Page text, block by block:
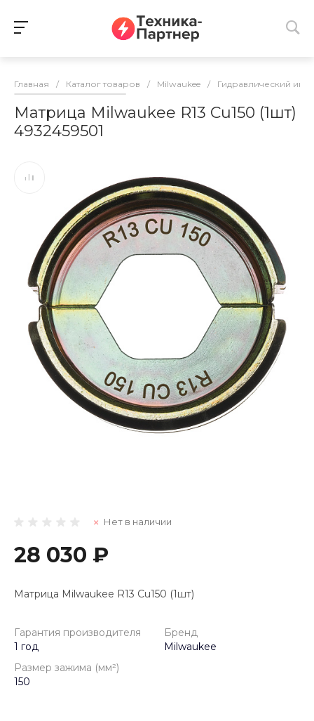
Главная / Каталог товаров / Milwaukee / Гидравлический
Матрица Milwaukee R13 Cu150 (1шт)
4932459501
Нет в наличии
28 030 ₽
Матрица Milwaukee R13 Cu150 (1шт)
Гарантия производителя
1 год
Бренд
Milwaukee
Размер зажима (мм²)
150